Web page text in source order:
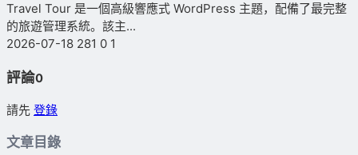
Travel Tour 是一個高級響應式 WordPress 主題，配備了最完整
的旅遊管理系統。該主...
2026-07-18 281 0 1
評論0
請先 登錄
文章目錄